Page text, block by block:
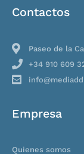
Empresa
Quienes somos
Contactos
Paseo de la
+34 910 609